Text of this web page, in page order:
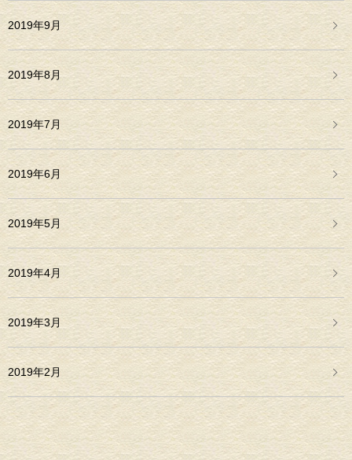
2019年9月
2019年8月
2019年7月
2019年6月
2019年5月
2019年4月
2019年3月
2019年2月